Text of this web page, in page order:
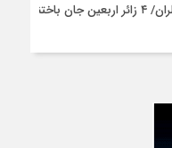
خودرو پژو پارس در